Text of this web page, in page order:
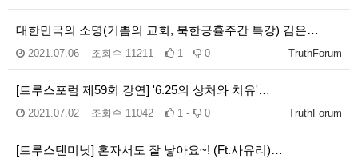
대한민국의 소명(기쁨의 교회, 북한긍휼주간 특강) 김은…
TruthForum
2021.07.06 조회수 11211 1 - 0
[트루스포럼 제59회 강연] '6.25의 상처와 치유'…
TruthForum
2021.07.02 조회수 11042 1 - 0
[트루스텐미닛] 혼자서도 잘 낳아요~! (Ft.사유리)…